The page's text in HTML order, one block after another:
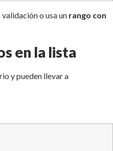
o usa un rango con
en la lista
y pueden llevar a